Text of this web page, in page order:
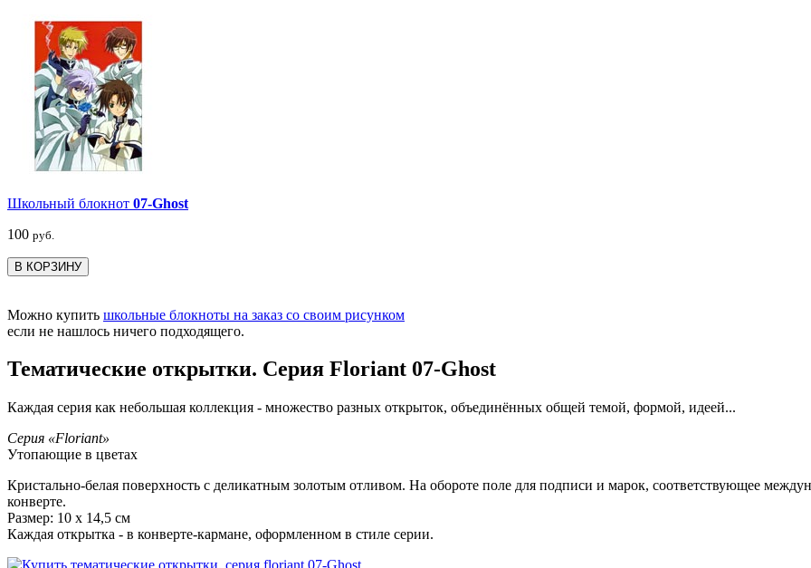
Школьный блокнот 07-Ghost
100 руб.
В КОРЗИНУ
Можно купить школьные блокноты на заказ со своим рисунком
если не нашлось ничего подходящего.
Тематические открытки. Серия Floriant 07-Ghost
Каждая серия как небольшая коллекция - множество разных открыток, объединённых общей темой, формой, идеей...
Серия «Floriant»
Утопающие в цветах
Кристально-белая поверхность с деликатным золотым отливом. На обороте поле для подписи и марок, соответствующее
конверте.
Размер: 10 х 14,5 см
Каждая открытка - в конверте-кармане, оформленном в стиле серии.